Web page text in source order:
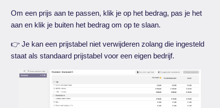
Om een prijs aan te passen, klik je op het bedrag, pas je het
aan en klik je buiten het bedrag om op te slaan.
👉 Je kan een prijstabel niet verwijderen zolang die ingesteld
staat als standaard prijstabel voor een eigen bedrijf.